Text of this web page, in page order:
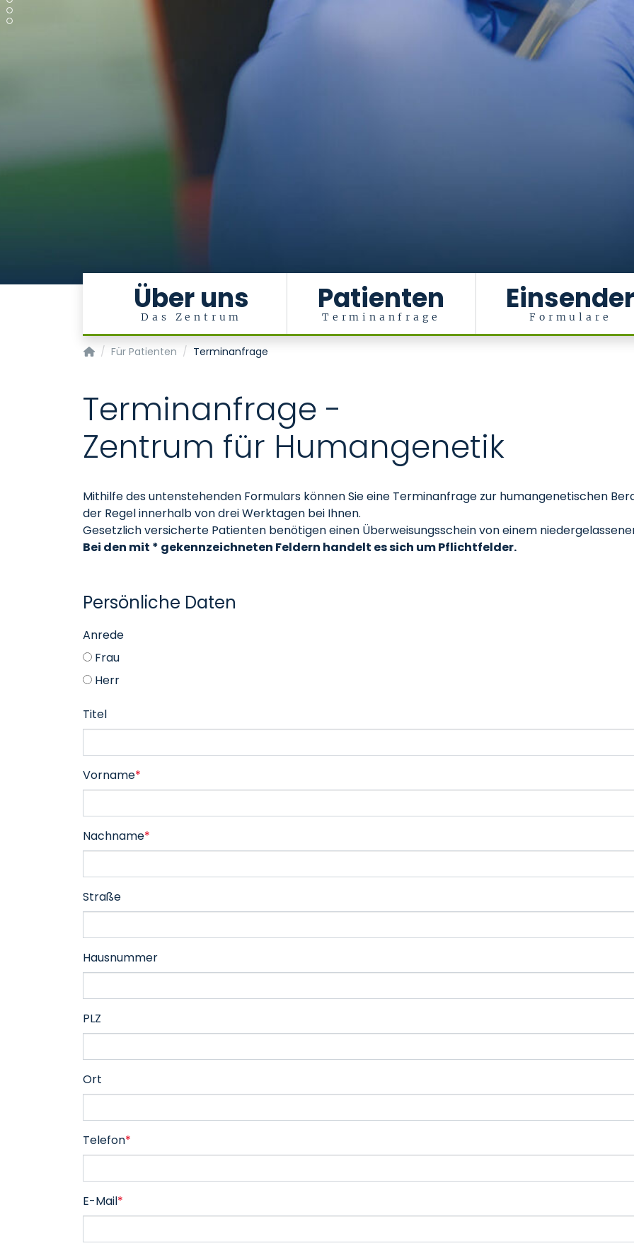
Über uns
Das Zentrum
Patienten
Terminanfrage Formulare
Zentrum für Humangenetik und Genommedizin
Für Patienten Terminanfrage
Terminanfrage -
Zentrum für Humangenetik
Mithilfe des untenstehenden Formulars können Sie eine Terminanfrage zur humangenetischen
der Regel innerhalb von drei Werktagen bei Ihnen.
Gesetzlich versicherte Patienten benötigen einen Überweisungsschein von einem
Bei den mit * gekennzeichneten Feldern handelt es sich um Pflichtfelder.
Persönliche Daten
Anrede
Frau
Herr
Titel
Vorname*
Nachname*
Straße
Hausnummer
PLZ
Ort
Telefon*
E-Mail*